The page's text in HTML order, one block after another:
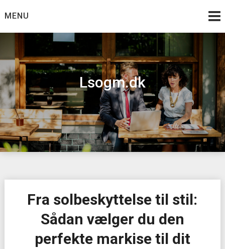
toMENU
Lsogm.dk
Fra solbeskyttelse til stil:
Sådan vælger du den
perfekte markise til dit